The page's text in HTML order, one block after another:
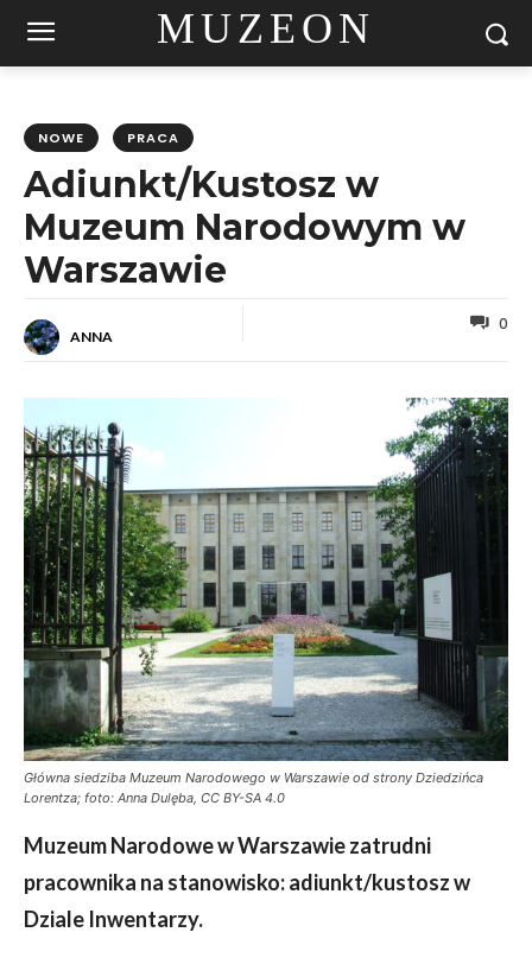
MUZEON
NOWE PRACA
Adiunkt/Kustosz w
Muzeum Narodowym w
Warszawie
ANNA
0
Główna siedziba Muzeum Narodowego w Warszawie od strony Dziedzińca
Lorentza; foto: Anna Dulęba, CC BY-SA 4.0
Muzeum Narodowe w Warszawie zatrudni
pracownika na stanowisko: adiunkt/kustosz w
Dziale Inwentarzy.